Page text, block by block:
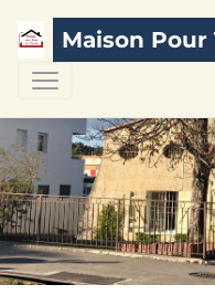
Maison Pour